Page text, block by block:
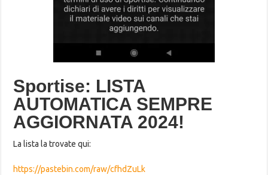
Sportise: LISTA
AUTOMATICA SEMPRE
AGGIORNATA 2024!
La lista la trovate qui:
https://pastebin.com/raw/cfhdZuLk